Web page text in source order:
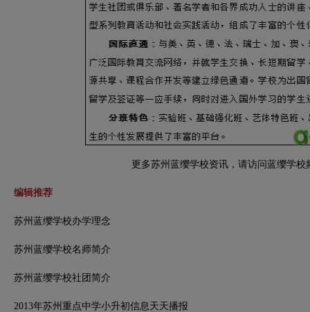
更多苏州蓝缨学校资讯，请访问蓝缨学校
编辑推荐
苏州蓝缨学校办学理念
苏州蓝缨学校名师简介
苏州蓝缨学校社团简介
2013年苏州重点中学小升初信息天天播报